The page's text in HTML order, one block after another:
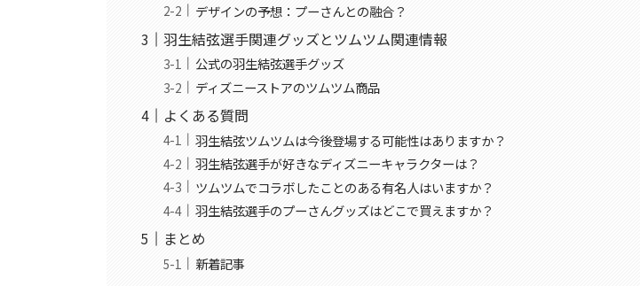
デザインの予想：プーさんとの融合？
羽生結弦選手関連グッズとツムツム関連情報
公式の羽生結弦選手グッズ
ディズニーストアのツムツム商品
よくある質問
羽生結弦ツムツムは今後登場する可能性はありますか？
羽生結弦選手が好きなディズニーキャラクターは？
ツムツムでコラボしたことのある有名人はいますか？
羽生結弦選手のプーさんグッズはどこで買えますか？
まとめ
新着記事